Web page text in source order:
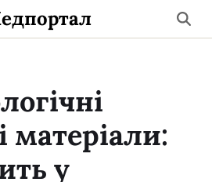
матеріали:
у